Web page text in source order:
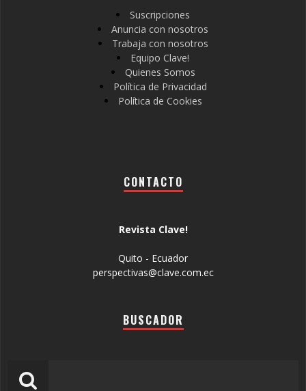
Suscripciones
Anuncia con nosotros
Trabaja con nosotros
Equipo Clave!
Quienes Somos
Política de Privacidad
Política de Cookies
CONTACTO
Revista Clave!
Quito - Ecuador
perspectivas@clave.com.ec
BUSCADOR